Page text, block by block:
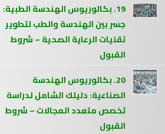
19. بكالوريوس الهندسة الطبية:
جسر بين الهندسة والطب لتطوير
تقنيات الرعاية الصحية – شروط
القبول
20. بكالوريوس الهندسة
الصناعية: دليلك الشامل لدراسة
تخصص متعدد المجالات – شروط
القبول